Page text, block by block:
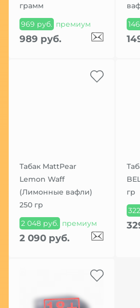
грамм
969 руб. премиум
989 руб.
Табак MattPear
Lemon Waff
(Лимонные вафли)
250 гр
2 048 руб. премиум
2 090 руб.
гр